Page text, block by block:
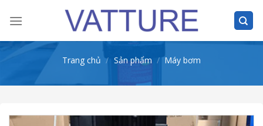
Trang chủ / Sản phẩm / Máy bơm